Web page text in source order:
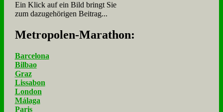
Ein Klick auf ein Bild bringt Sie
zum dazugehörigen Beitrag...
Me­tro­po­len-Ma­ra­thon:
Barcelona
Bilbao
Graz
Lissabon
London
Málaga
Paris